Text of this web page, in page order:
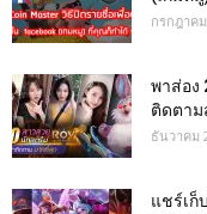
กรกฎาค
พาส่อง
ติดตาม
ธันวาคม
แชร์เก็